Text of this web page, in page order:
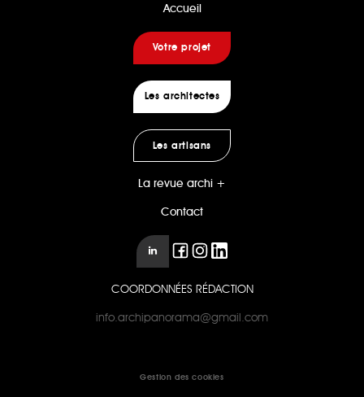
Accueil
Votre projet
Les architectes
Les artisans
La revue archi +
Contact
COORDONNÉES RÉDACTION
info.archipanorama@gmail.com
Gestion des cookies